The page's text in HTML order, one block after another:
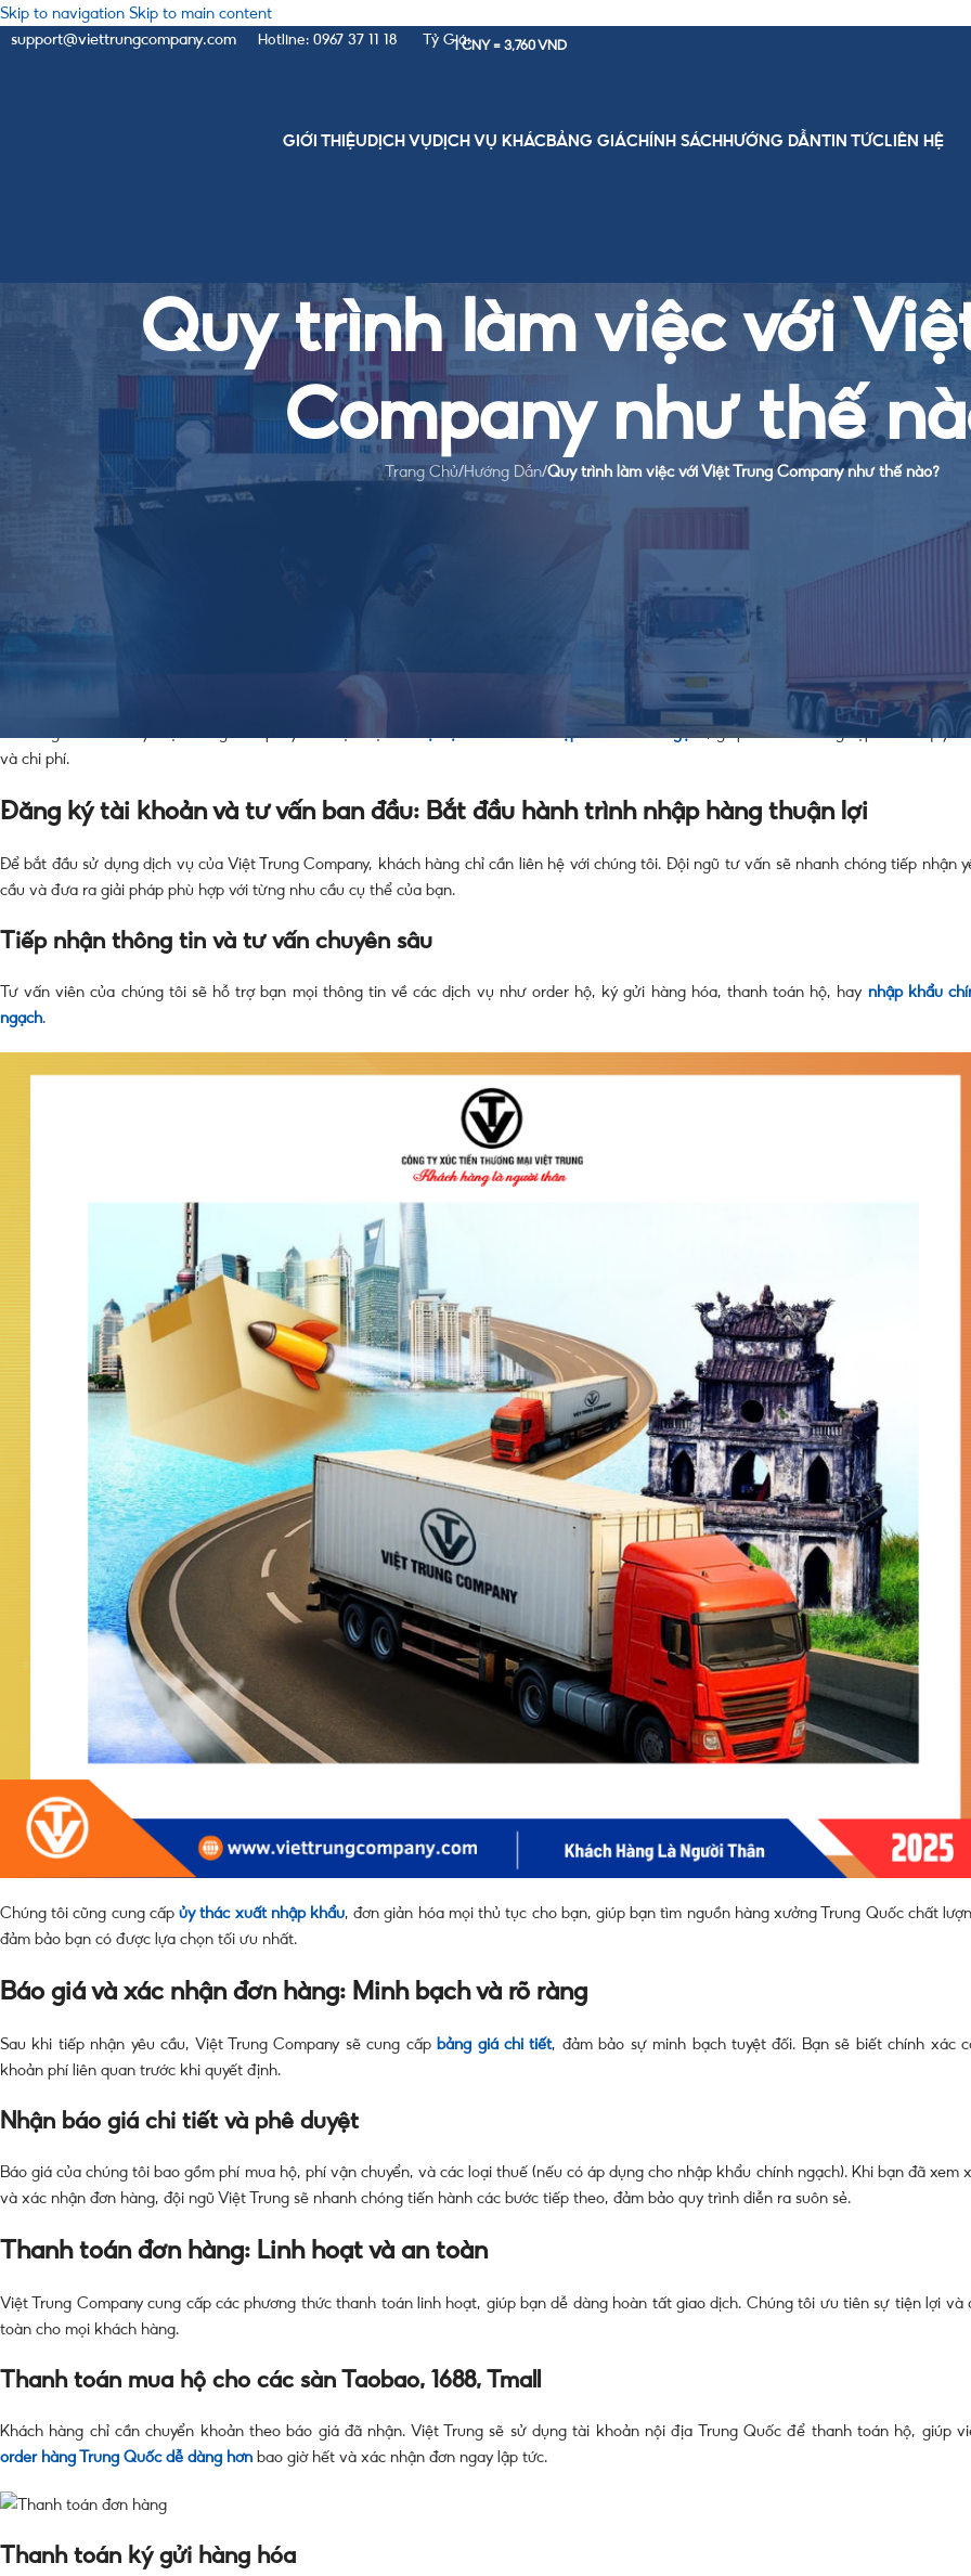
Skip to navigation Skip to main content
support@viettrungcompany.com
Hotline: 0967 37 11 18 Tỷ Giá:1 CNY = 3,760 VND
GIỚI THIỆU DỊCH VỤ DỊCH VỤ KHÁC BẢNG GIÁCHÍNH SÁCH HƯỚNG DẪNTIN TỨC LIÊN HỆ
Quy trình làm việc với
Company như thế
Trang Chủ/Hướng Dẫn/Quy trình làm việc với Việt Trung Company như thế nào?
Để giúp quý khách hàng an tâm khi sử dụng dịch vụ, việc nắm rõ
uy trình làm việc với Việt Trung Company
Chúng tôi cam kết một quy trình Order hàng Trung Quốc,
chuyên nghiệp, minh bạch và hiệu quả, từ khâu tiếp
Quy trình vận chuyển hàng hóa tại Việt Trung Company đơn giản và hiệu quả
tự hào là doanh nghiệp với hơn 15 năm kinh nghiệm trong lĩnh vực logistics, chuyên cung cấp dịch vụ
chính ngạch. Chúng tôi xây dựng quy trình minh bạch, uy tín, giúp mọi khách hàng an tâm khinhập hàng Trung Quốcvề Việt Nam. Với
thống kho bãi tại cả hai quốc gia và đội ngũ nhân viên chuyên nghiệp, Việt Trung Company sẵn sàng đồng hành cùng bạn từ khâu tư vấn
, giúp các doanh nghiệp tối ưu quy
và chi phí.
Đăng ký tài khoản và tư vấn ban đầu: Bắt đầu hành trình nhập hàng thuận lợi
Để bắt đầu sử dụng dịch vụ của Việt Trung Company, khách hàng chỉ cần liên hệ với chúng tôi. Đội ngũ tư vấn sẽ nhanh chóng tiếp nhận
cầu và đưa ra giải pháp phù hợp với từng nhu cầu cụ thể của bạn.
Tiếp nhận thông tin và tư vấn chuyên sâu
Tư vấn viên của chúng tôi sẽ hỗ trợ bạn mọi thông tin về các dịch vụ như order hộ, ký gửi hàng hóa, thanh toán hộ, hay nhập khẩu
ngạch
Chúng tôi cũng cung cấpủy thác xuất nhập khẩu , đơn giản hóa mọi thủ tục cho bạn, giúp bạn tìm nguồn hàng xưởng Trung Quốc chất
đảm bảo bạn có được lựa chọn tối ưu nhất.
Báo giá và xác nhận đơn hàng: Minh bạch và rõ ràng
Sau khi tiếp nhận yêu cầu, Việt Trung Company sẽ cung cấp bảng giá chi tiết, đảm bảo sự minh bạch tuyệt đối. Bạn sẽ biết chính xác
khoản phí liên quan trước khi quyết định.
Nhận báo giá chi tiết và phê duyệt
Báo giá của chúng tôi bao gồm phí mua hộ, phí vận chuyển, và các loại thuế (nếu có áp dụng cho nhập khẩu chính ngạch). Khi bạn đã xem
và xác nhận đơn hàng, đội ngũ Việt Trung sẽ nhanh chóng tiến hành các bước tiếp theo, đảm bảo quy trình diễn ra suôn sẻ.
Thanh toán đơn hàng: Linh hoạt và an toàn
Việt Trung Company cung cấp các phương thức thanh toán linh hoạt, giúp bạn dễ dàng hoàn tất giao dịch. Chúng tôi ưu tiên sự tiện lợi và
toàn cho mọi khách hàng.
Thanh toán mua hộ cho các sàn Taobao, 1688, Tmall
Khách hàng chỉ cần chuyển khoản theo báo giá đã nhận. Việt Trung sẽ sử dụng tài khoản nội địa Trung Quốc để thanh toán hộ, giúp
order hàng Trung Quốc dễ dàng hơn bao giờ hết và xác nhận đơn ngay lập tức.
Thanh toán ký gửi hàng hóa